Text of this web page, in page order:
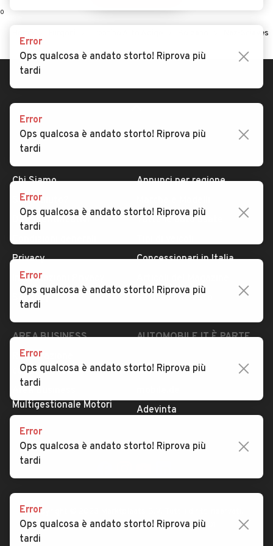
0
Naz-Sciaves
Chi Siamo
Serve aiuto?
Dati identificativi
Privacy
Impostazioni Privacy
Security
Annunci per regione
Tutte le auto usate
Concessionari in Italia
Valutazione auto
AREA BUSINESS
Registrazione
concessionario
Multigestionale Motori
AUTOMOBILE.IT È PARTE
subito.it
Adevinta
SEGUICI
Copyright © 2023 Marktplaats B.V. Tutti i diritti riservati.
Marktplaats B.V. - P.IVA 803.603.307.B.01
Error
Ops qualcosa è andato storto! Riprova più
tardi
Error
Ops qualcosa è andato storto! Riprova più
tardi
Error
Ops qualcosa è andato storto! Riprova più
tardi
Error
Ops qualcosa è andato storto! Riprova più
tardi
Error
Ops qualcosa è andato storto! Riprova più
tardi
Error
Ops qualcosa è andato storto! Riprova più
tardi
Error
Ops qualcosa è andato storto! Riprova più
tardi